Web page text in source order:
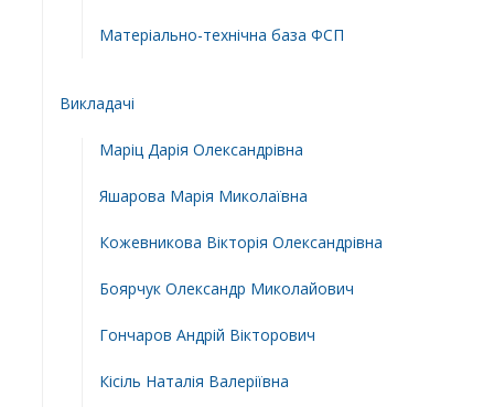
Матеріально-технічна база ФСП
Викладачі
Маріц Дарія Олександрівна
Яшарова Марія Миколаївна
Кожевникова Вікторія Олександрівна
Боярчук Олександр Миколайович
Гончаров Андрій Вікторович
Кісіль Наталія Валеріївна